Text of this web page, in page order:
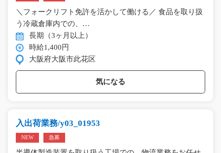
＼フォークリフト免許を活かして働ける／ 食品を取り扱
う冷蔵倉庫内での、…
長期（3ヶ月以上）
時給1,400円
大阪府大阪市此花区
気になる
入出荷業務/y03_01953
NEW 急募